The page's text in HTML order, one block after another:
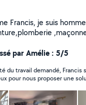
Francis, je suis
par Amélie : 5/5
du travail demandé, Francis
pour nous proposer une